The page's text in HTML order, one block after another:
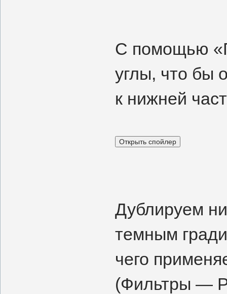
С помощью
углы, что бы
к нижней
Дублируем
темным
чего
(Фильтры —